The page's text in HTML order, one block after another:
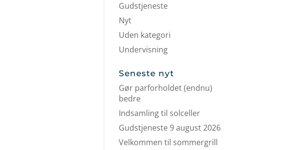
Gudstjeneste
Nyt
Uden kategori
Undervisning
Seneste nyt
Gør parforholdet (endnu)
bedre
Indsamling til solceller
Gudstjeneste 9 august 2026
Velkommen til sommergrill